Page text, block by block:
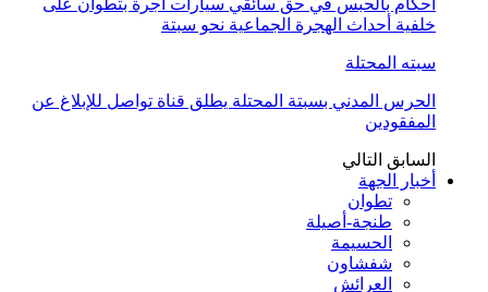
أحكام بالحبس في حق سائقي سيارات أجرة بتطوان على
خلفية أحداث الهجرة الجماعية نحو سبتة
سبته المحتلة
الحرس المدني بسبتة المحتلة يطلق قناة تواصل للإبلاغ عن
المفقودين
السابق التالي
أخبار الجهة
تطوان
طنجة-أصيلة
الحسيمة
شفشاون
العرائش